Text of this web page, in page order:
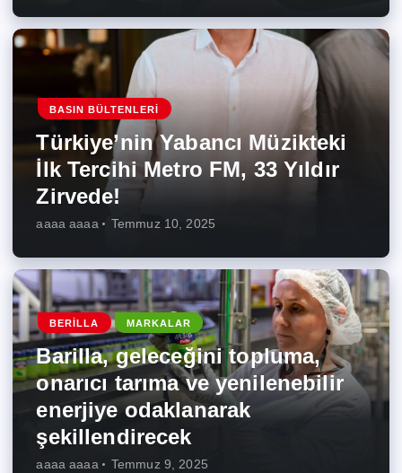
BASIN BÜLTENLERI
Türkiye’nin Yabancı Müzikteki
İlk Tercihi Metro FM, 33 Yıldır
Zirvede!
aaaa aaaa Temmuz 10, 2025
BERILLA MARKALAR
Barilla, geleceğini topluma,
onarıcı tarıma ve yenilenebilir
enerjiye odaklanarak
şekillendirecek
aaaa aaaa Temmuz 9, 2025